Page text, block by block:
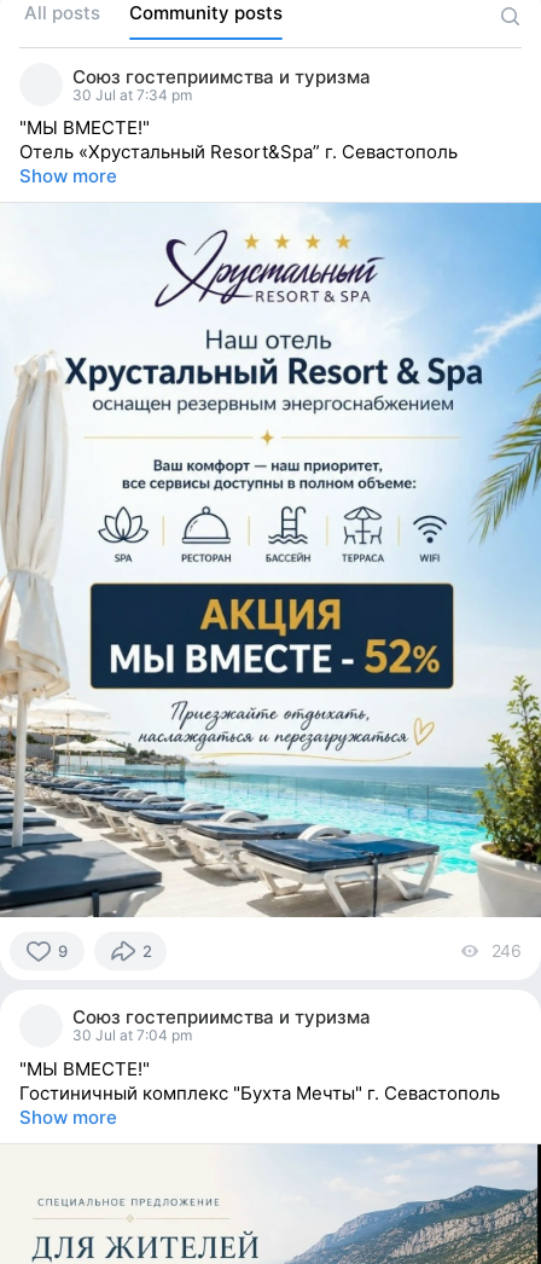
All posts Community posts
Союз гостеприимства и туризма
30 Jul at 7:34 pm
"МЫ ВМЕСТЕ!"
Отель «Хрустальный Resort&Spa” г. Севастополь
Show more
9 2 246
Союз гостеприимства и туризма
30 Jul at 7:04 pm
"МЫ ВМЕСТЕ!"
Гостиничный комплекс "Бухта Мечты" г. Севастополь
Show more